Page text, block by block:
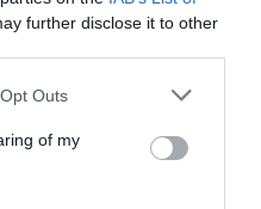
further disclose it to other
Outs
of my
y